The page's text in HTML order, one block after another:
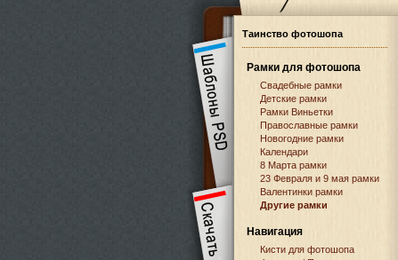
Таинство фотошопа
Рамки для фотошопа
Свадебные рамки
Детские рамки
Рамки Виньетки
Православные рамки
Новогодние рамки
Календари
8 Марта рамки
23 Февраля и 9 мая рамки
Валентинки рамки
Другие рамки
Навигация
Кисти для фотошопа